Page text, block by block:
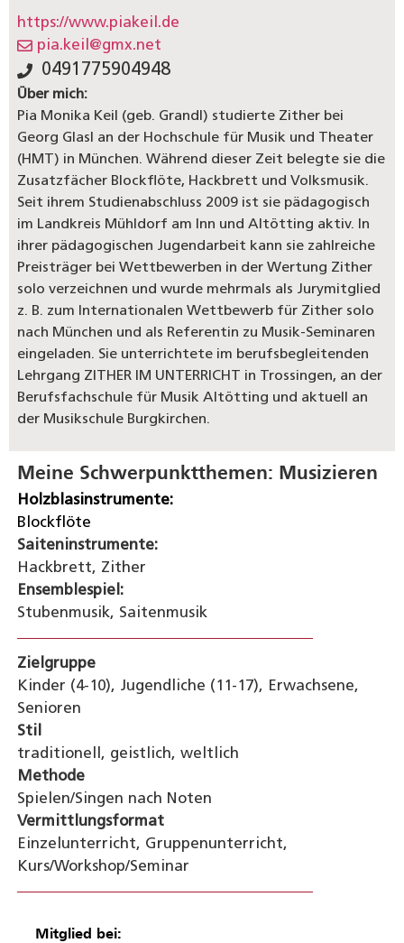
https://www.piakeil.de
pia.keil@gmx.net
0491775904948
Über mich:
Pia Monika Keil (geb. Grandl) studierte Zither bei
Georg Glasl an der Hochschule für Musik und Theater
(HMT) in München. Während dieser Zeit belegte sie die
Zusatzfächer Blockflöte, Hackbrett und Volksmusik.
Seit ihrem Studienabschluss 2009 ist sie pädagogisch
im Landkreis Mühldorf am Inn und Altötting aktiv. In
ihrer pädagogischen Jugendarbeit kann sie zahlreiche
Preisträger bei Wettbewerben in der Wertung Zither
solo verzeichnen und wurde mehrmals als Jurymitglied
z. B. zum Internationalen Wettbewerb für Zither solo
nach München und als Referentin zu Musik-Seminaren
eingeladen. Sie unterrichtete im berufsbegleitenden
Lehrgang ZITHER IM UNTERRICHT in Trossingen, an der
Berufsfachschule für Musik Altötting und aktuell an
der Musikschule Burgkirchen.
Meine Schwerpunktthemen: Musizieren
Holzblasinstrumente:
Blockflöte
Saiteninstrumente:
Hackbrett, Zither
Ensemblespiel:
Stubenmusik, Saitenmusik
Zielgruppe
Kinder (4-10), Jugendliche (11-17), Erwachsene,
Senioren
Stil
traditionell, geistlich, weltlich
Methode
Spielen/Singen nach Noten
Vermittlungsformat
Einzelunterricht, Gruppenunterricht,
Kurs/Workshop/Seminar
Mitglied bei: